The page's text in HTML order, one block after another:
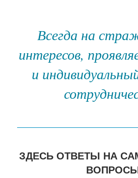
Всегда на
интересов,
и
ЗДЕСЬ ОТВЕТЫ НА